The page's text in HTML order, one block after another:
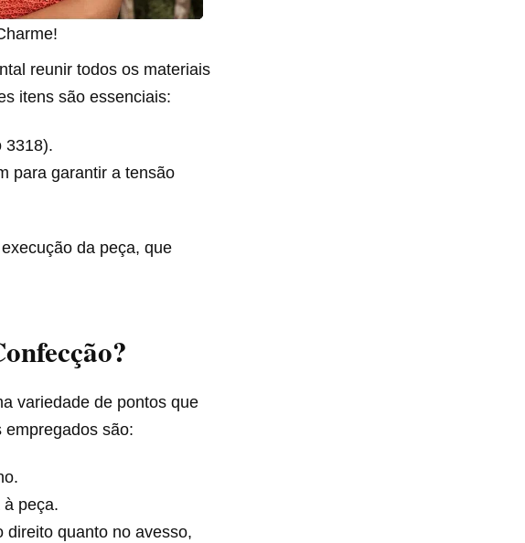
reunir todos os materiais
itens são essenciais:
3318).
para garantir a tensão
da peça, que
variedade de pontos que
são:
peça.
direito quanto no avesso,